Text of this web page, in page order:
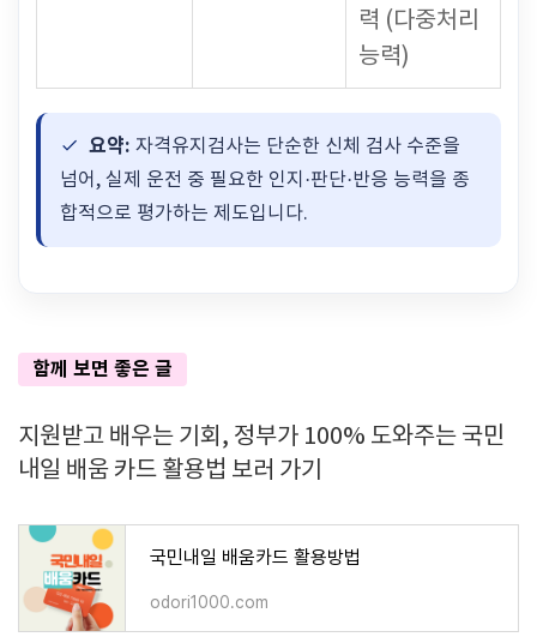
력 (다중처리
능력)
요약: 자격유지검사는 단순한 신체 검사 수준을
넘어, 실제 운전 중 필요한 인지·판단·반응 능력을 종
합적으로 평가하는 제도입니다.
함께 보면 좋은 글
지원받고 배우는 기회, 정부가 100% 도와주는 국민
내일 배움 카드 활용법 보러 가기
국민내일 배움카드 활용방법
odori1000.com